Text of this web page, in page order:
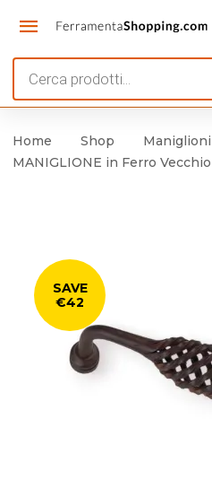
search
Home Shop
MANIGLIONE in Ferro
SAVE
€42